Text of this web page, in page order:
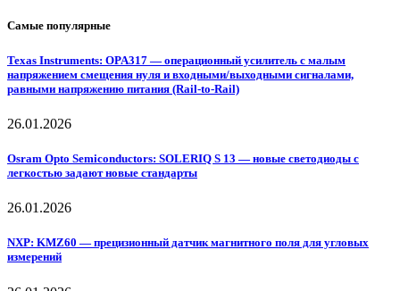
Самые популярные
Texas Instruments: OPA317 — операционный усилитель с малым
напряжением смещения нуля и входными/выходными сигналами,
равными напряжению питания (Rail-to-Rail)
26.01.2026
Osram Opto Semiconductors: SOLERIQ S 13 — новые светодиоды с
легкостью задают новые стандарты
26.01.2026
NXP: KMZ60 — прецизионный датчик магнитного поля для угловых
измерений